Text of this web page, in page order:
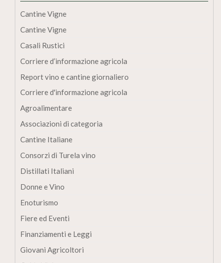
Cantine Vigne
Cantine Vigne
Casali Rustici
Corriere d’informazione agricola
Report vino e cantine giornaliero
Corriere d'informazione agricola
Agroalimentare
Associazioni di categoria
Cantine Italiane
Consorzi di Turela vino
Distillati Italiani
Donne e Vino
Enoturismo
Fiere ed Eventi
Finanziamenti e Leggi
Giovani Agricoltori